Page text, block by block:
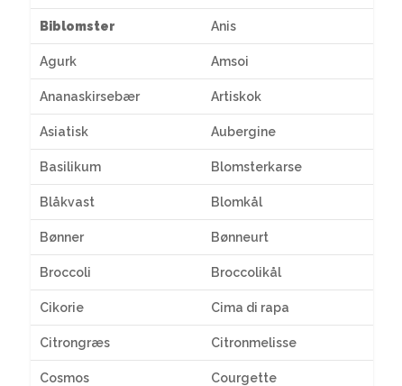
Biblomster Anis
Agurk Amsoi
Ananaskirsebær Artiskok
Asiatisk Aubergine
Basilikum Blomsterkarse
Blåkvast Blomkål
Bønner Bønneurt
Broccoli Broccolikål
Cikorie Cima di rapa
Citrongræs Citronmelisse
Cosmos Courgette